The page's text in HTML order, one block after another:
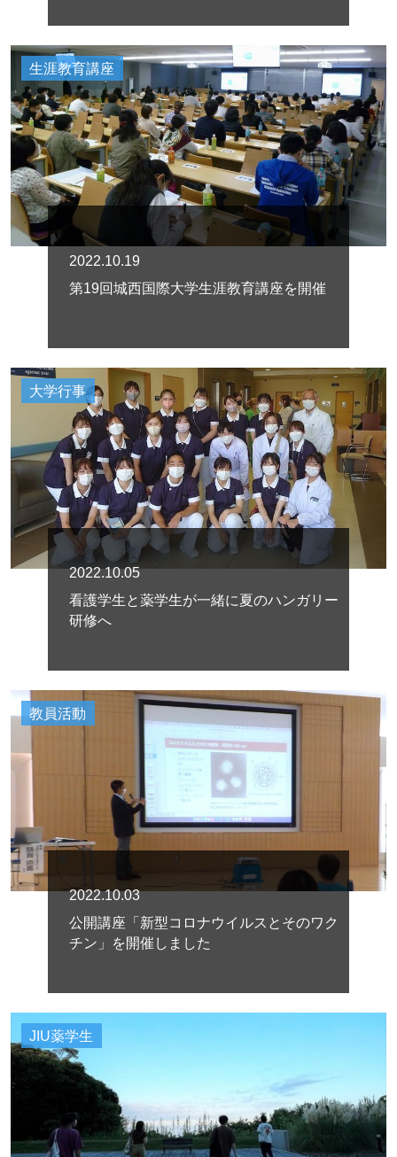
生涯教育講座
2022.10.19
第19回城西国際大学生涯教育講座を開催
大学行事
2022.10.05
看護学生と薬学生が一緒に夏のハンガリー
研修へ
教員活動
2022.10.03
公開講座「新型コロナウイルスとそのワク
チン」を開催しました
JIU薬学生